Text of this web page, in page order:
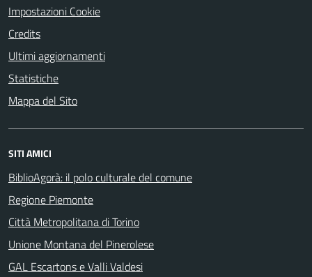
Impostazioni Cookie
Credits
Ultimi aggiornamenti
Statistiche
Mappa del Sito
SITI AMICI
BiblioAgorà: il polo culturale del comune
Regione Piemonte
Città Metropolitana di Torino
Unione Montana del Pinerolese
GAL Escartons e Valli Valdesi